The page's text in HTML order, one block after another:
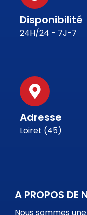
Disponibilité
24H/24 - 7J-7
Adresse
Loiret (45)
A PROPOS DE
Nous sommes